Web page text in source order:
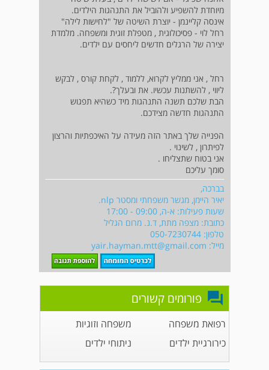
מיוחדת להשפיע ולהוביל את התנהגות הילדים.
אינסה קליינמן - יוצרת השיטה של "לחישות לילה"
רחל לוי - פסיכולוגית , מטפלת זוגית ומשפחה. מלמדת
יצירה של הרגלים חדשים ליחסים עם ילדים.
רחל , אני ממליץ לקרוא, ללמוד , לקחת קורס , לבקש
ליווי , להשתנות עכשיו. את ובעלך?.
הבת שלכם תשנה התנהגות מיד כשהיא תפגוש
התנהגות חדשה מצידכם.
הפנייה שלך באתר הזה מעידה על האיכפתיות והרצון
לפיתרון , לשינוי .
אני בטוח שתצליחו .
סומך עליכם
בברכה,
יאיר היימן, מגשר משפחתי ומסטר nlp.
שעות פעילות: א-ה, 09:00 - 17:00
כתובת: מצפה מתת, ד.נ. מרום הגליל
טלפון: 050-7230744
מייל: yair.hayman.mtt@gmail.com
פורומים קשורים
רפואת משפחה
משפחה וזוגיות
כירורגיית ילדים
ניתוחי ילדים